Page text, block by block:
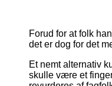
Forud for at folk
det er dog for det
Et nemt alternativ
skulle være et